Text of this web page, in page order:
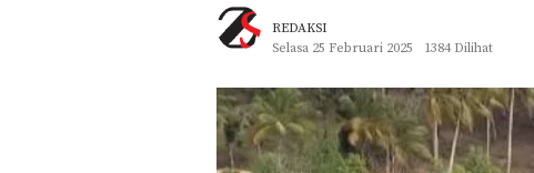
REDAKSI
Selasa 25 Februari 2025
1384 Dilihat